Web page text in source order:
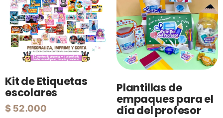
Kit de Etiquetas
escolares
$52.000
Plantillas de
empaques para el
día del profesor